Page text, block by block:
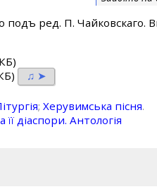
ред. П. Чайковскаго.
♫ ➤
;Херувимська пісня.
діаспори. Антологія